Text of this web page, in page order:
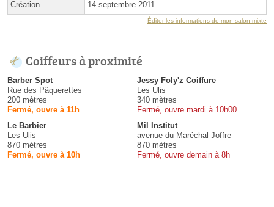
Création 14 septembre 2011
Éditer les informations de mon salon mixte
Coiffeurs à proximité
Barber Spot
Rue des Pâquerettes
200 mètres
Fermé, ouvre à 11h
Jessy Foly'z Coiffure
Les Ulis
340 mètres
Fermé, ouvre mardi à 10h00
Le Barbier
Les Ulis
870 mètres
Fermé, ouvre à 10h
Mil Institut
avenue du Maréchal Joffre
870 mètres
Fermé, ouvre demain à 8h